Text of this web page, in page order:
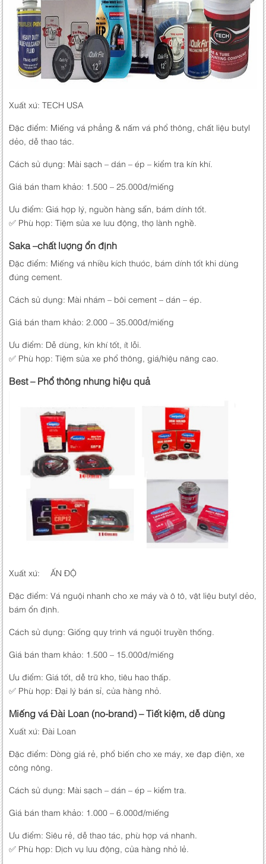
Xuất xứ: TECH USA
Đặc điểm: Miếng vá phẳng & nấm vá phổ thông, chất liệu butyl
dẻo, dễ thao tác.
Cách sử dụng: Mài sạch – dán – ép – kiểm tra kín khí.
Giá bán tham khảo: 1.500 – 25.000đ/miếng
Ưu điểm: Giá hợp lý, nguồn hàng sẵn, bám dính tốt.
✅ Phù hợp: Tiệm sửa xe lưu động, thợ lành nghề.
Saka –chất lượng ổn định
Đặc điểm: Miếng vá nhiều kích thước, bám dính tốt khi dùng
đúng cement.
Cách sử dụng: Mài nhám – bôi cement – dán – ép.
Giá bán tham khảo: 2.000 – 35.000đ/miếng
Ưu điểm: Dễ dùng, kín khí tốt, ít lỗi.
✅ Phù hợp: Tiệm sửa xe phổ thông, giá/hiệu năng cao.
Best – Phổ thông nhưng hiệu quả
Xuất xứ: ẤN ĐỘ
Đặc điểm: Vá nguội nhanh cho xe máy và ô tô, vật liệu butyl dẻo,
bám ổn định.
Cách sử dụng: Giống quy trình vá nguội truyền thống.
Giá bán tham khảo: 1.500 – 15.000đ/miếng
Ưu điểm: Giá tốt, dễ trữ kho, tiêu hao thấp.
✅ Phù hợp: Đại lý bán sỉ, cửa hàng nhỏ.
Miếng vá Đài Loan (no-brand) – Tiết kiệm, dễ dùng
Xuất xứ: Đài Loan
Đặc điểm: Dòng giá rẻ, phổ biến cho xe máy, xe đạp điện, xe
công nông.
Cách sử dụng: Mài sạch – dán – ép – kiểm tra.
Giá bán tham khảo: 1.000 – 6.000đ/miếng
Ưu điểm: Siêu rẻ, dễ thao tác, phù hợp vá nhanh.
✅ Phù hợp: Dịch vụ lưu động, cửa hàng nhỏ lẻ.